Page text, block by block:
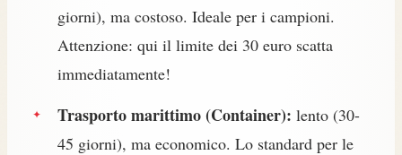
giorni), ma costoso. Ideale per i campioni.
Attenzione: qui il limite dei 30 euro scatta
immediatamente!
Trasporto marittimo (Container): lento (30-
45 giorni), ma economico. Lo standard per le